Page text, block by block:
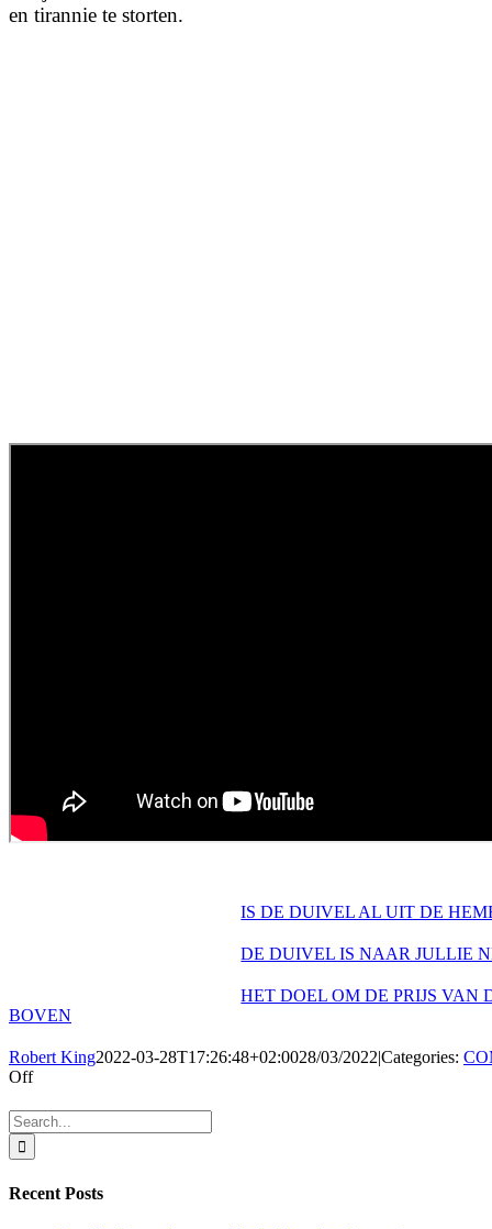
en tirannie te storten.
IS DE DUIVEL AL UIT DE
DE DUIVEL IS NAAR JULLIE
HET DOEL OM DE PRIJS VAN
BOVEN
Robert King2022-03-28T17:26:48+02:0028/03/2022|Categories:
Offon
DE
DUIVEL
AL
JULLIE
Search
for:
Recent Posts